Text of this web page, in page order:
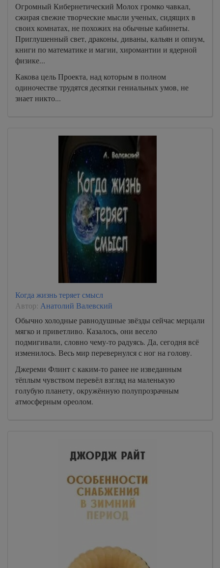
Огромный Кибернетический Молох громко чавкал,
сжирая свежие творческие мысли ученых, сидящих в
своих комнатах, не похожих на обычные кабинеты.
Приглушенный свет, драконы, диваны, кальян и опиум,
книги по математике и магии, хиромантии и ядерной
физике...
Какова цель Проекта, над которым в полном
одиночестве трудятся десятки гениальных умов, не
знает никто...
Когда жизнь теряет смысл
Автор: Анатолий Валевский
Обычно холодные равнодушные звёзды сейчас мерцали
мягко и приветливо. Казалось, они весело
подмигивали, словно чему-то радуясь. Да, сегодня всё
изменилось. Весь мир перевернулся с ног на голову.
Джереми Флинт с каким-то ранее не изведанным
тёплым чувством перевёл взгляд на маленькую
голубую планету, окружённую полупрозрачным
атмосферным ореолом.